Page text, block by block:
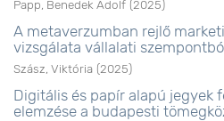
Papp, Benedek Adolf (2025)
A metaverzumban rejlő
vizsgálata vállalati
Szász, Viktória (2025)
Digitális és papír alapú jegyek
elemzése a budapesti